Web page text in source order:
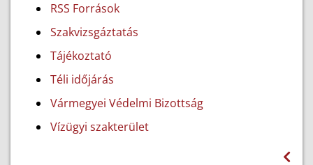
RSS Források
Szakvizsgáztatás
Tájékoztató
Téli időjárás
Vármegyei Védelmi Bizottság
Vízügyi szakterület